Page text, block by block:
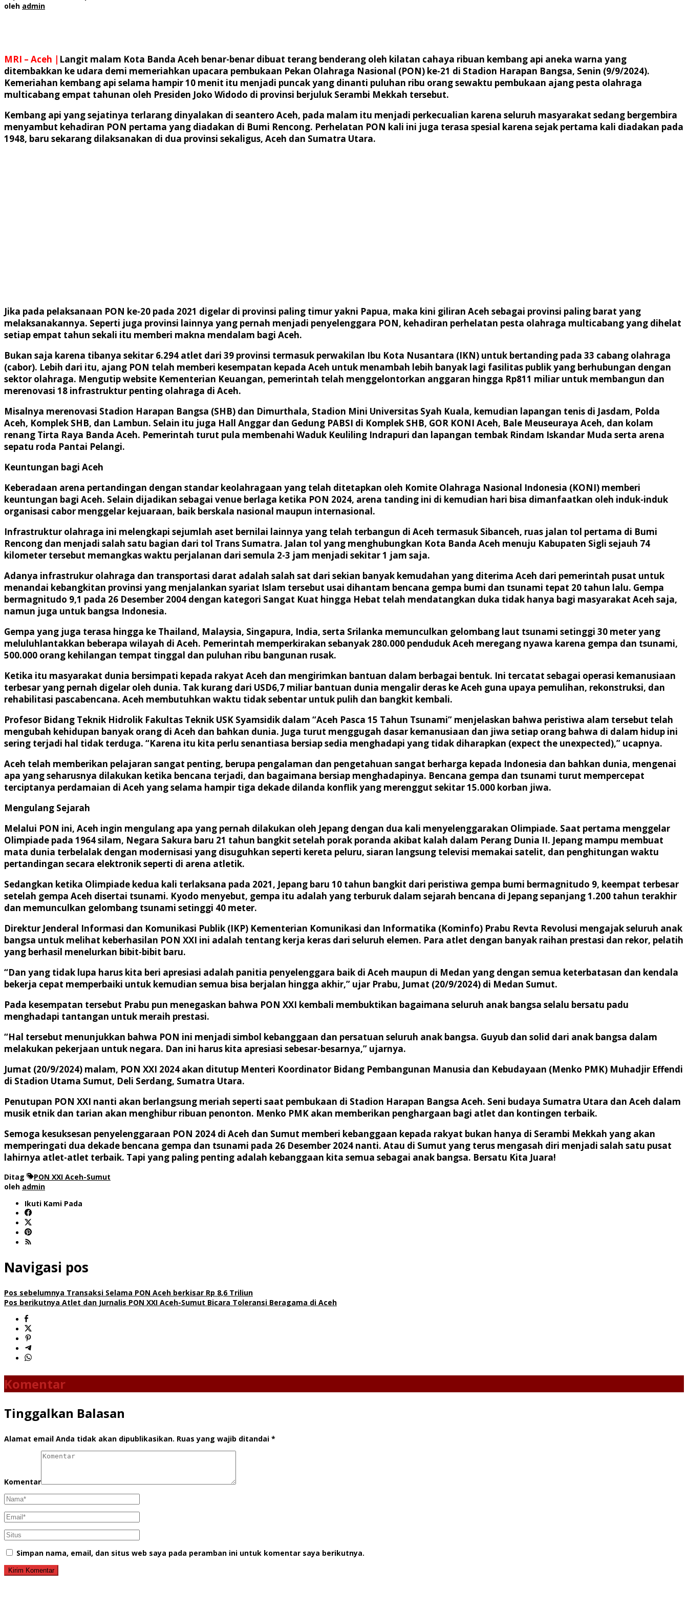
oleh admin
MRI – Aceh | Langit malam Kota Banda Aceh benar-benar dibuat terang benderang oleh kilatan cahaya ribuan kembang api aneka warna yang
ditembakkan ke udara demi memeriahkan upacara pembukaan Pekan Olahraga Nasional (PON) ke-21 di Stadion Harapan Bangsa, Senin (9/9/2024).
Kemeriahan kembang api selama hampir 10 menit itu menjadi puncak yang dinanti puluhan ribu orang sewaktu pembukaan ajang pesta olahraga
multicabang empat tahunan oleh Presiden Joko Widodo di provinsi berjuluk Serambi Mekkah tersebut.
Kembang api yang sejatinya terlarang dinyalakan di seantero Aceh, pada malam itu menjadi perkecualian karena seluruh masyarakat sedang bergembira
menyambut kehadiran PON pertama yang diadakan di Bumi Rencong. Perhelatan PON kali ini juga terasa spesial karena sejak pertama kali diadakan pada
1948, baru sekarang dilaksanakan di dua provinsi sekaligus, Aceh dan Sumatra Utara.
Jika pada pelaksanaan PON ke-20 pada 2021 digelar di provinsi paling timur yakni Papua, maka kini giliran Aceh sebagai provinsi paling barat yang
melaksanakannya. Seperti juga provinsi lainnya yang pernah menjadi penyelenggara PON, kehadiran perhelatan pesta olahraga multicabang yang dihelat
setiap empat tahun sekali itu memberi makna mendalam bagi Aceh.
Bukan saja karena tibanya sekitar 6.294 atlet dari 39 provinsi termasuk perwakilan Ibu Kota Nusantara (IKN) untuk bertanding pada 33 cabang olahraga
(cabor). Lebih dari itu, ajang PON telah memberi kesempatan kepada Aceh untuk menambah lebih banyak lagi fasilitas publik yang berhubungan dengan
sektor olahraga. Mengutip website Kementerian Keuangan, pemerintah telah menggelontorkan anggaran hingga Rp811 miliar untuk membangun dan
merenovasi 18 infrastruktur penting olahraga di Aceh.
Misalnya merenovasi Stadion Harapan Bangsa (SHB) dan Dimurthala, Stadion Mini Universitas Syah Kuala, kemudian lapangan tenis di Jasdam, Polda
Aceh, Komplek SHB, dan Lambun. Selain itu juga Hall Anggar dan Gedung PABSI di Komplek SHB, GOR KONI Aceh, Bale Meuseuraya Aceh, dan kolam
renang Tirta Raya Banda Aceh. Pemerintah turut pula membenahi Waduk Keuliling Indrapuri dan lapangan tembak Rindam Iskandar Muda serta arena
sepatu roda Pantai Pelangi.
Keuntungan bagi Aceh
Keberadaan arena pertandingan dengan standar keolahragaan yang telah ditetapkan oleh Komite Olahraga Nasional Indonesia (KONI) memberi
keuntungan bagi Aceh. Selain dijadikan sebagai venue berlaga ketika PON 2024, arena tanding ini di kemudian hari bisa dimanfaatkan oleh induk-induk
organisasi cabor menggelar kejuaraan, baik berskala nasional maupun internasional.
Infrastruktur olahraga ini melengkapi sejumlah aset bernilai lainnya yang telah terbangun di Aceh termasuk Sibanceh, ruas jalan tol pertama di Bumi
Rencong dan menjadi salah satu bagian dari tol Trans Sumatra. Jalan tol yang menghubungkan Kota Banda Aceh menuju Kabupaten Sigli sejauh 74
kilometer tersebut memangkas waktu perjalanan dari semula 2-3 jam menjadi sekitar 1 jam saja.
Adanya infrastrukur olahraga dan transportasi darat adalah salah sat dari sekian banyak kemudahan yang diterima Aceh dari pemerintah pusat untuk
menandai kebangkitan provinsi yang menjalankan syariat Islam tersebut usai dihantam bencana gempa bumi dan tsunami tepat 20 tahun lalu. Gempa
bermagnitudo 9,1 pada 26 Desember 2004 dengan kategori Sangat Kuat hingga Hebat telah mendatangkan duka tidak hanya bagi masyarakat Aceh saja,
namun juga untuk bangsa Indonesia.
Gempa yang juga terasa hingga ke Thailand, Malaysia, Singapura, India, serta Srilanka memunculkan gelombang laut tsunami setinggi 30 meter yang
meluluhlantakkan beberapa wilayah di Aceh. Pemerintah memperkirakan sebanyak 280.000 penduduk Aceh meregang nyawa karena gempa dan tsunami,
500.000 orang kehilangan tempat tinggal dan puluhan ribu bangunan rusak.
Ketika itu masyarakat dunia bersimpati kepada rakyat Aceh dan mengirimkan bantuan dalam berbagai bentuk. Ini tercatat sebagai operasi kemanusiaan
terbesar yang pernah digelar oleh dunia. Tak kurang dari USD6,7 miliar bantuan dunia mengalir deras ke Aceh guna upaya pemulihan, rekonstruksi, dan
rehabilitasi pascabencana. Aceh membutuhkan waktu tidak sebentar untuk pulih dan bangkit kembali.
Profesor Bidang Teknik Hidrolik Fakultas Teknik USK Syamsidik dalam “Aceh Pasca 15 Tahun Tsunami” menjelaskan bahwa peristiwa alam tersebut telah
mengubah kehidupan banyak orang di Aceh dan bahkan dunia. Juga turut menggugah dasar kemanusiaan dan jiwa setiap orang bahwa di dalam hidup ini
sering terjadi hal tidak terduga. “Karena itu kita perlu senantiasa bersiap sedia menghadapi yang tidak diharapkan (expect the unexpected),” ucapnya.
Aceh telah memberikan pelajaran sangat penting, berupa pengalaman dan pengetahuan sangat berharga kepada Indonesia dan bahkan dunia, mengenai
apa yang seharusnya dilakukan ketika bencana terjadi, dan bagaimana bersiap menghadapinya. Bencana gempa dan tsunami turut mempercepat
terciptanya perdamaian di Aceh yang selama hampir tiga dekade dilanda konflik yang merenggut sekitar 15.000 korban jiwa.
Mengulang Sejarah
Melalui PON ini, Aceh ingin mengulang apa yang pernah dilakukan oleh Jepang dengan dua kali menyelenggarakan Olimpiade. Saat pertama menggelar
Olimpiade pada 1964 silam, Negara Sakura baru 21 tahun bangkit setelah porak poranda akibat kalah dalam Perang Dunia II. Jepang mampu membuat
mata dunia terbelalak dengan modernisasi yang disuguhkan seperti kereta peluru, siaran langsung televisi memakai satelit, dan penghitungan waktu
pertandingan secara elektronik seperti di arena atletik.
Sedangkan ketika Olimpiade kedua kali terlaksana pada 2021, Jepang baru 10 tahun bangkit dari peristiwa gempa bumi bermagnitudo 9, keempat terbesar
setelah gempa Aceh disertai tsunami. Kyodo menyebut, gempa itu adalah yang terburuk dalam sejarah bencana di Jepang sepanjang 1.200 tahun terakhir
dan memunculkan gelombang tsunami setinggi 40 meter.
Direktur Jenderal Informasi dan Komunikasi Publik (IKP) Kementerian Komunikasi dan Informatika (Kominfo) Prabu Revta Revolusi mengajak seluruh anak
bangsa untuk melihat keberhasilan PON XXI ini adalah tentang kerja keras dari seluruh elemen. Para atlet dengan banyak raihan prestasi dan rekor, pelatih
yang berhasil menelurkan bibit-bibit baru.
“Dan yang tidak lupa harus kita beri apresiasi adalah panitia penyelenggara baik di Aceh maupun di Medan yang dengan semua keterbatasan dan kendala
bekerja cepat memperbaiki untuk kemudian semua bisa berjalan hingga akhir,” ujar Prabu, Jumat (20/9/2024) di Medan Sumut.
Pada kesempatan tersebut Prabu pun menegaskan bahwa PON XXI kembali membuktikan bagaimana seluruh anak bangsa selalu bersatu padu
menghadapi tantangan untuk meraih prestasi.
“Hal tersebut menunjukkan bahwa PON ini menjadi simbol kebanggaan dan persatuan seluruh anak bangsa. Guyub dan solid dari anak bangsa dalam
melakukan pekerjaan untuk negara. Dan ini harus kita apresiasi sebesar-besarnya,” ujarnya.
Jumat (20/9/2024) malam, PON XXI 2024 akan ditutup Menteri Koordinator Bidang Pembangunan Manusia dan Kebudayaan (Menko PMK) Muhadjir Effendi
di Stadion Utama Sumut, Deli Serdang, Sumatra Utara.
Penutupan PON XXI nanti akan berlangsung meriah seperti saat pembukaan di Stadion Harapan Bangsa Aceh. Seni budaya Sumatra Utara dan Aceh dalam
musik etnik dan tarian akan menghibur ribuan penonton. Menko PMK akan memberikan penghargaan bagi atlet dan kontingen terbaik.
Semoga kesuksesan penyelenggaraan PON 2024 di Aceh dan Sumut memberi kebanggaan kepada rakyat bukan hanya di Serambi Mekkah yang akan
memperingati dua dekade bencana gempa dan tsunami pada 26 Desember 2024 nanti. Atau di Sumut yang terus mengasah diri menjadi salah satu pusat
lahirnya atlet-atlet terbaik. Tapi yang paling penting adalah kebanggaan kita semua sebagai anak bangsa. Bersatu Kita Juara!
Ditag
PON XXI Aceh-Sumut
oleh admin
Ikuti Kami Pada
Navigasi pos
Pos sebelumnya Transaksi Selama PON Aceh berkisar Rp 8,6 Triliun
Pos berikutnya Atlet dan Jurnalis PON XXI Aceh-Sumut Bicara Toleransi Beragama di Aceh
Komentar
Tinggalkan Balasan
Alamat email Anda tidak akan dipublikasikan. Ruas yang wajib ditandai *
Komentar
Simpan nama, email, dan situs web saya pada peramban ini untuk komentar saya berikutnya.